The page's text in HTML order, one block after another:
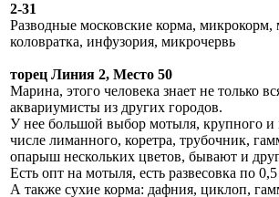
2-31
Разводные московские корма, микрокорм,
коловратка, инфузория, микрочервь
торец Линия 2, Место 50
Марина, этого человека знает не только
аквариумисты из других городов.
У нее большой выбор мотыля, крупного и
числе лиманного, коретра, трубочник,
опарыш нескольких цветов, бывают и
Есть опт на мотыля, есть развесовка по 0,5
А также сухие корма: дафния, циклоп,